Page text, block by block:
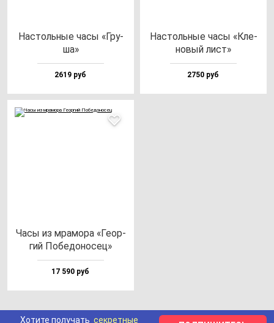
Нас­толь­ные ча­сы «Гру­
ша»
2619 руб
Нас­толь­ные ча­сы «Кле­
но­вый лист»
2750 руб
Часы из мра­мо­ра «Геор­
гий Побе­до­но­сец»
17 590 руб
Хотите получать секретные